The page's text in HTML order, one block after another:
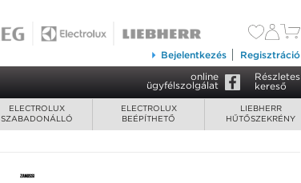
Bejelentkezés Regisztráció
online
ügyfélszolgálat
Részletes
kereső
ELECTROLUX
SZABADONÁLLÓ
ELECTROLUX
BEÉPÍTHETŐ
LIEBHERR
HŰTŐSZEKRÉNY